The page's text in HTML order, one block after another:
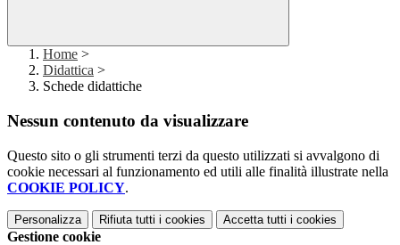
Home >
Didattica >
Schede didattiche
Nessun contenuto da visualizzare
Questo sito o gli strumenti terzi da questo utilizzati si avvalgono di
cookie necessari al funzionamento ed utili alle finalità illustrate nella
COOKIE POLICY.
Personalizza Rifiuta tutti i cookies Accetta tutti i cookies
Gestione cookie